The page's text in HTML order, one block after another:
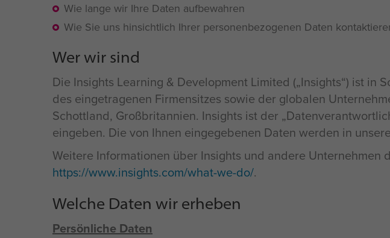
Wie lange wir Ihre Daten aufbewahren
Wie Sie uns hinsichtlich Ihrer personenbezogenen Daten
Wer wir sind
Die Insights Learning & Development Limited („Insights“) ist
des eingetragenen Firmensitzes sowie der globalen
Schottland, Großbritannien. Insights ist der
eingeben. Die von Ihnen eingegebenen Daten werden in
Weitere Informationen über Insights und andere Unternehmen
https://www.insights.com/what-we-do/.
Welche Daten wir erheben
Persönliche Daten